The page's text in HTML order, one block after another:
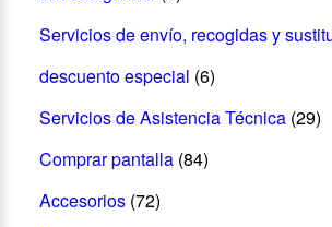
Servicios de envío, recogidas y
descuento especial (6)
Servicios de Asistencia Técnica (29)
Comprar pantalla (84)
Accesorios (72)